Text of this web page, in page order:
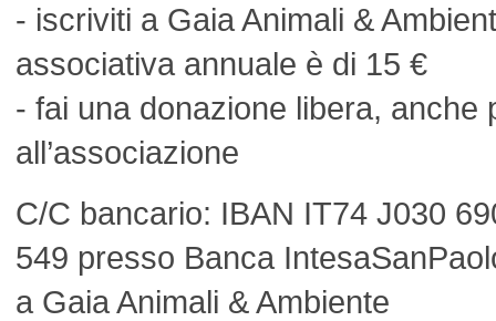
- iscriviti a Gaia Animali &
associativa annuale è di 15 €
- fai una donazione libera, anche
all’associazione
C/C bancario: IBAN IT74 J030
549 presso Banca
a Gaia Animali & Ambiente